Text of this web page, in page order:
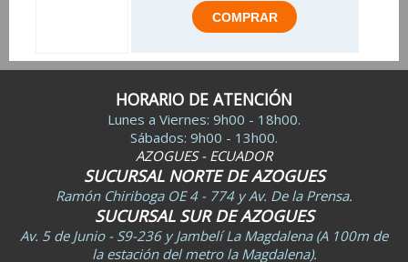
HORARIO DE ATENCIÓN
Lunes a Viernes: 9h00 - 18h00.
Sábados: 9h00 - 13h00.
AZOGUES - ECUADOR
SUCURSAL NORTE DE AZOGUES
Ramón Chiriboga OE 4 - 774 y Av. De la Prensa.
SUCURSAL SUR DE AZOGUES
Av. 5 de Junio - S9-236 y Jambelí La Magdalena (A 100m de
la estación del metro la Magdalena).